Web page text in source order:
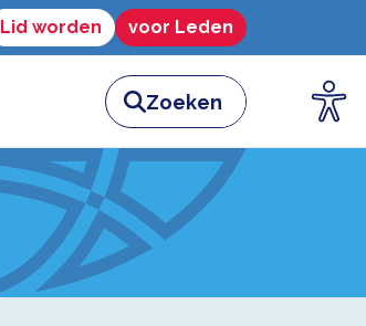
Lid worden voor Leden